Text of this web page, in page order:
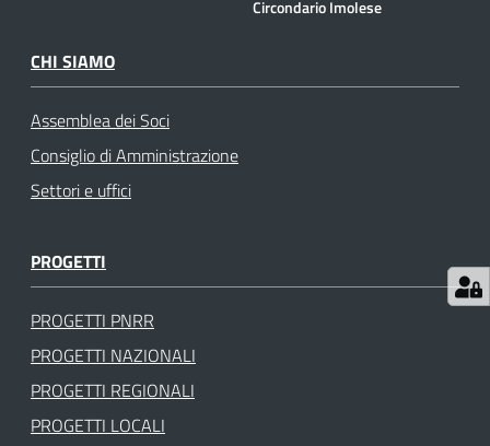
Circondario Imolese
CHI SIAMO
Assemblea dei Soci
Consiglio di Amministrazione
Settori e uffici
PROGETTI
PROGETTI PNRR
PROGETTI NAZIONALI
PROGETTI REGIONALI
PROGETTI LOCALI